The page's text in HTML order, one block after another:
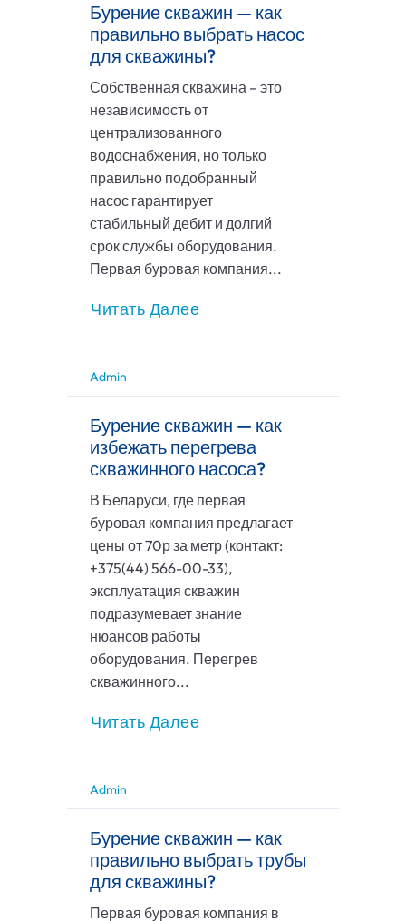
Бурение скважин — как
правильно выбрать насос
для скважины?
Собственная скважина – это
независимость от
централизованного
водоснабжения, но только
правильно подобранный
насос гарантирует
стабильный дебит и долгий
срок службы оборудования.
Первая буровая компания...
Читать Далее
Admin
Бурение скважин — как
избежать перегрева
скважинного насоса?
В Беларуси, где первая
буровая компания предлагает
цены от 70р за метр (контакт:
+375(44) 566-00-33),
эксплуатация скважин
подразумевает знание
нюансов работы
оборудования. Перегрев
скважинного...
Читать Далее
Admin
Бурение скважин — как
правильно выбрать трубы
для скважины?
Первая буровая компания в